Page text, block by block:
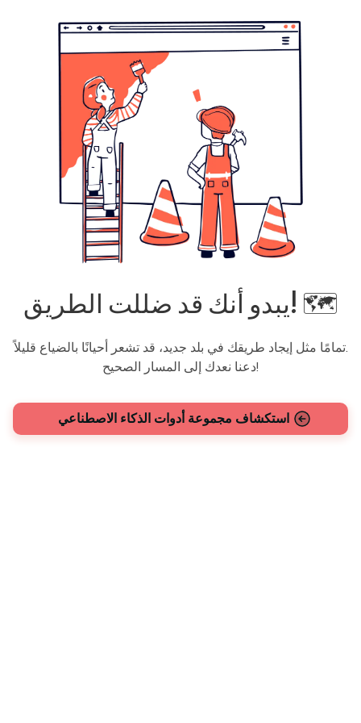
يبدو أنك قد ضللت الطريق! 🗺️
تمامًا مثل إيجاد طريقك في بلد جديد، قد تشعر أحيانًا بالضياع قليلاً.
دعنا نعدك إلى المسار الصحيح!
استكشاف مجموعة أدوات الذكاء الاصطناعي